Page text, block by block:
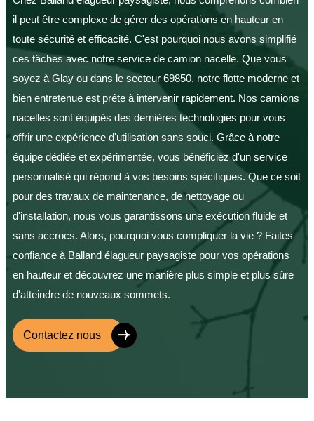
il peut être complexe de gérer des opérations en hauteur en
toute sécurité et efficacité. C'est pourquoi nous avons simplifié
ces tâches avec notre service de camion nacelle. Que vous
soyez à Glay ou dans le secteur 69850, notre flotte moderne et
bien entretenue est prête à intervenir rapidement. Nos camions
nacelles sont équipés des dernières technologies pour vous
offrir une expérience d'utilisation sans souci. Grâce à notre
équipe dédiée et expérimentée, vous bénéficiez d'un service
personnalisé qui répond à vos besoins spécifiques. Que ce soit
pour des travaux de maintenance, de nettoyage ou
d'installation, nous vous garantissons une exécution fluide et
sans accrocs. Alors, pourquoi vous compliquer la vie ? Faites
confiance à Balland élagueur paysagiste pour vos opérations
en hauteur et découvrez une manière plus simple et plus sûre
d'atteindre de nouveaux sommets.
Contactez nous